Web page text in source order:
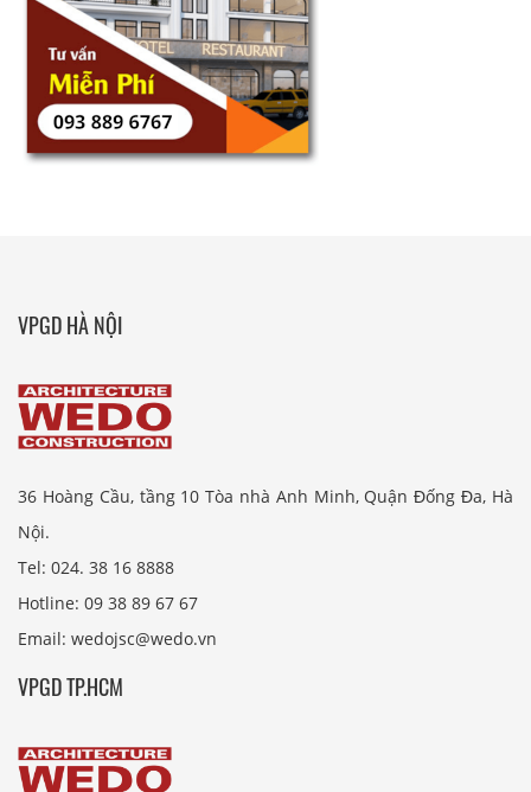
VPGD HÀ NỘI
36 Hoàng Cầu, tầng 10 Tòa nhà Anh Minh, Quận Đống Đa, Hà
Nội.
Tel: 024. 38 16 8888
Hotline: 09 38 89 67 67
Email: wedojsc@wedo.vn
VPGD TP.HCM